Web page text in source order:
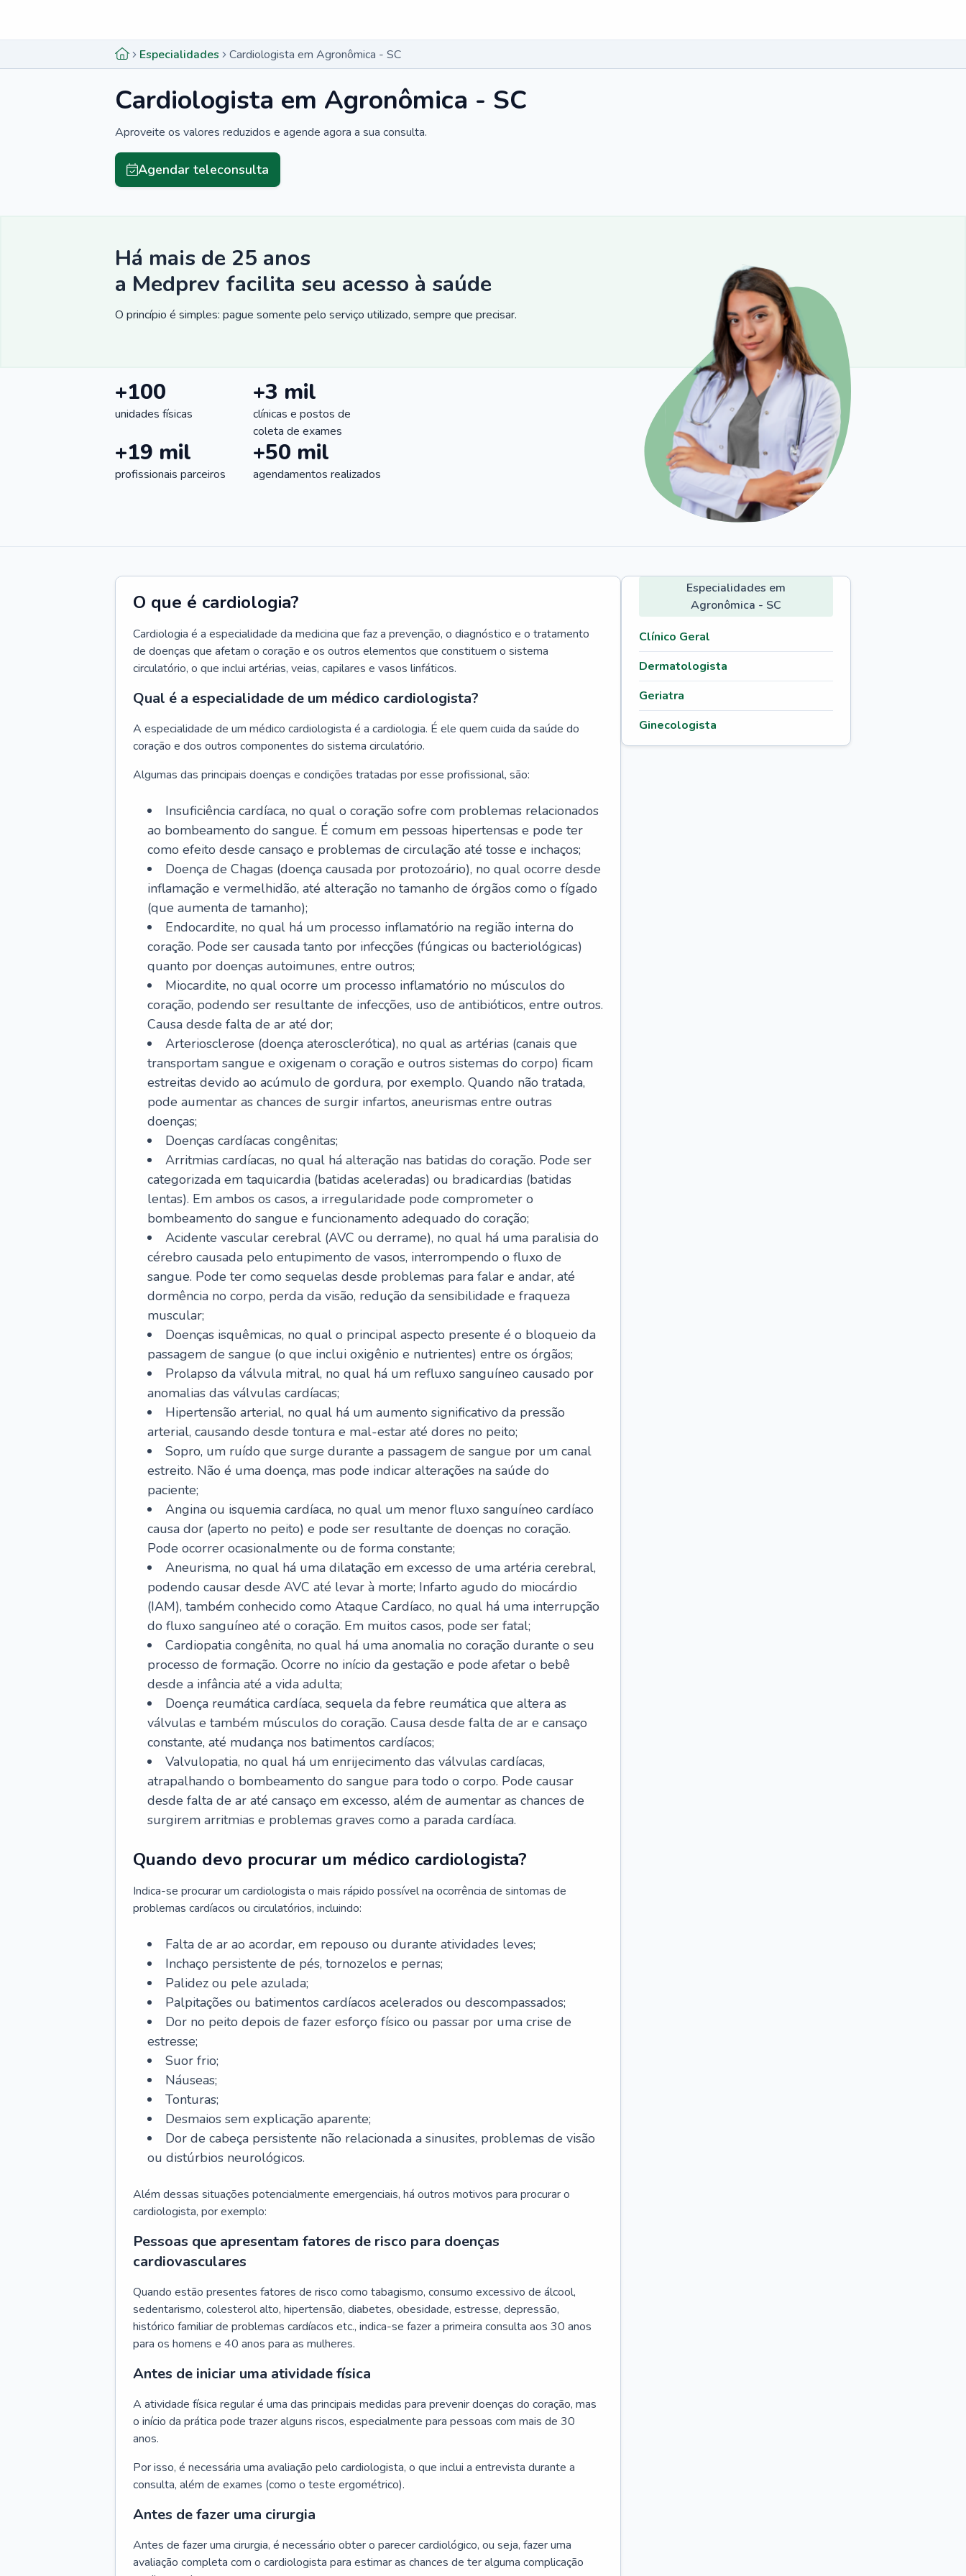
Especialidades Cardiologista em Agronômica - SC
Cardiologista em Agronômica - SC
Aproveite os valores reduzidos e agende agora a sua consulta.
Agendar teleconsulta
Há mais de 25 anos
a Medprev facilita seu acesso à saúde
O princípio é simples: pague somente pelo serviço utilizado, sempre que precisar.
+100
unidades físicas
+3 mil
clínicas e postos de
coleta de exames
+19 mil
profissionais parceiros
+50 mil
agendamentos realizados
O que é cardiologia?
Cardiologia é a especialidade da medicina que faz a prevenção, o diagnóstico e o tratamento
de doenças que afetam o coração e os outros elementos que constituem o sistema
circulatório, o que inclui artérias, veias, capilares e vasos linfáticos.
Qual é a especialidade de um médico cardiologista?
A especialidade de um médico cardiologista é a cardiologia. É ele quem cuida da saúde do
coração e dos outros componentes do sistema circulatório.
Algumas das principais doenças e condições tratadas por esse profissional, são:
Insuficiência cardíaca, no qual o coração sofre com problemas relacionados
ao bombeamento do sangue. É comum em pessoas hipertensas e pode ter
como efeito desde cansaço e problemas de circulação até tosse e inchaços;
Doença de Chagas (doença causada por protozoário), no qual ocorre desde
inflamação e vermelhidão, até alteração no tamanho de órgãos como o fígado
(que aumenta de tamanho);
Endocardite, no qual há um processo inflamatório na região interna do
coração. Pode ser causada tanto por infecções (fúngicas ou bacteriológicas)
quanto por doenças autoimunes, entre outros;
Miocardite, no qual ocorre um processo inflamatório no músculos do
coração, podendo ser resultante de infecções, uso de antibióticos, entre outros.
Causa desde falta de ar até dor;
Arteriosclerose (doença aterosclerótica), no qual as artérias (canais que
transportam sangue e oxigenam o coração e outros sistemas do corpo) ficam
estreitas devido ao acúmulo de gordura, por exemplo. Quando não tratada,
pode aumentar as chances de surgir infartos, aneurismas entre outras
doenças;
Doenças cardíacas congênitas;
Arritmias cardíacas, no qual há alteração nas batidas do coração. Pode ser
categorizada em taquicardia (batidas aceleradas) ou bradicardias (batidas
lentas). Em ambos os casos, a irregularidade pode comprometer o
bombeamento do sangue e funcionamento adequado do coração;
Acidente vascular cerebral (AVC ou derrame), no qual há uma paralisia do
cérebro causada pelo entupimento de vasos, interrompendo o fluxo de
sangue. Pode ter como sequelas desde problemas para falar e andar, até
dormência no corpo, perda da visão, redução da sensibilidade e fraqueza
muscular;
Doenças isquêmicas, no qual o principal aspecto presente é o bloqueio da
passagem de sangue (o que inclui oxigênio e nutrientes) entre os órgãos;
Prolapso da válvula mitral, no qual há um refluxo sanguíneo causado por
anomalias das válvulas cardíacas;
Hipertensão arterial, no qual há um aumento significativo da pressão
arterial, causando desde tontura e mal-estar até dores no peito;
Sopro, um ruído que surge durante a passagem de sangue por um canal
estreito. Não é uma doença, mas pode indicar alterações na saúde do
paciente;
Angina ou isquemia cardíaca, no qual um menor fluxo sanguíneo cardíaco
causa dor (aperto no peito) e pode ser resultante de doenças no coração.
Pode ocorrer ocasionalmente ou de forma constante;
Aneurisma, no qual há uma dilatação em excesso de uma artéria cerebral,
podendo causar desde AVC até levar à morte; Infarto agudo do miocárdio
(IAM), também conhecido como Ataque Cardíaco, no qual há uma interrupção
do fluxo sanguíneo até o coração. Em muitos casos, pode ser fatal;
Cardiopatia congênita, no qual há uma anomalia no coração durante o seu
processo de formação. Ocorre no início da gestação e pode afetar o bebê
desde a infância até a vida adulta;
Doença reumática cardíaca, sequela da febre reumática que altera as
válvulas e também músculos do coração. Causa desde falta de ar e cansaço
constante, até mudança nos batimentos cardíacos;
Valvulopatia, no qual há um enrijecimento das válvulas cardíacas,
atrapalhando o bombeamento do sangue para todo o corpo. Pode causar
desde falta de ar até cansaço em excesso, além de aumentar as chances de
surgirem arritmias e problemas graves como a parada cardíaca.
Quando devo procurar um médico cardiologista?
Indica-se procurar um cardiologista o mais rápido possível na ocorrência de sintomas de
problemas cardíacos ou circulatórios, incluindo:
Falta de ar ao acordar, em repouso ou durante atividades leves;
Inchaço persistente de pés, tornozelos e pernas;
Palidez ou pele azulada;
Palpitações ou batimentos cardíacos acelerados ou descompassados;
Dor no peito depois de fazer esforço físico ou passar por uma crise de
estresse;
Suor frio;
Náuseas;
Tonturas;
Desmaios sem explicação aparente;
Dor de cabeça persistente não relacionada a sinusites, problemas de visão
ou distúrbios neurológicos.
Além dessas situações potencialmente emergenciais, há outros motivos para procurar o
cardiologista, por exemplo:
Pessoas que apresentam fatores de risco para doenças
cardiovasculares
Quando estão presentes fatores de risco como tabagismo, consumo excessivo de álcool,
sedentarismo, colesterol alto, hipertensão, diabetes, obesidade, estresse, depressão,
histórico familiar de problemas cardíacos etc., indica-se fazer a primeira consulta aos 30 anos
para os homens e 40 anos para as mulheres.
Antes de iniciar uma atividade física
A atividade física regular é uma das principais medidas para prevenir doenças do coração, mas
o início da prática pode trazer alguns riscos, especialmente para pessoas com mais de 30
anos.
Por isso, é necessária uma avaliação pelo cardiologista, o que inclui a entrevista durante a
consulta, além de exames (como o teste ergométrico).
Antes de fazer uma cirurgia
Antes de fazer uma cirurgia, é necessário obter o parecer cardiológico, ou seja, fazer uma
avaliação completa com o cardiologista para estimar as chances de ter alguma complicação
Especialidades em
Agronômica - SC
Clínico Geral
Dermatologista
Geriatra
Ginecologista